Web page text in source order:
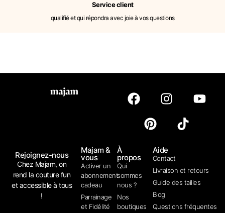
Service client
qualifié et qui répondra avec joie à vos questions
Aide
Contact
Livraison et retours
Guide des tailles
Blog
Questions fréquentes
À
propos
Qui
sommes
nous ?
Nos
boutiques
Majam &
vous
Activer un
abonnement
cadeau
Parrainage
et Fidélité
Rejoignez-nous
Chez Majam, on
rend la couture fun
et accessible à tous
!